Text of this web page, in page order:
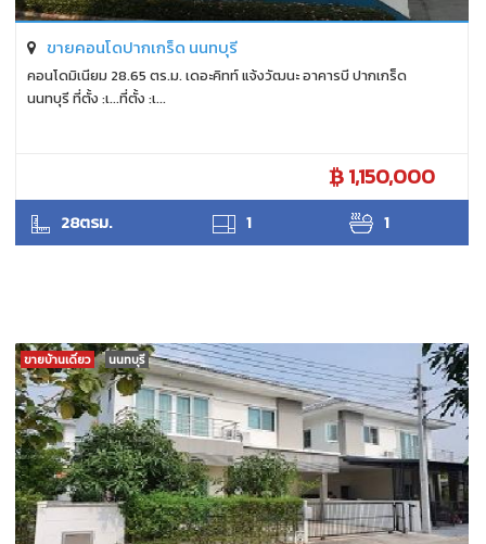
ขายคอนโดปากเกร็ด นนทบุรี
คอนโดมิเนียม 28.65 ตร.ม. เดอะคิทท์ แจ้งวัฒนะ อาคารบี ปากเกร็ด
นนทบุรี ที่ตั้ง :เ...ที่ตั้ง :เ...
1,150,000
28ตรม. 1 1
ANTPUNYAPA
ขายบ้านเดี่ยว นนทบุรี